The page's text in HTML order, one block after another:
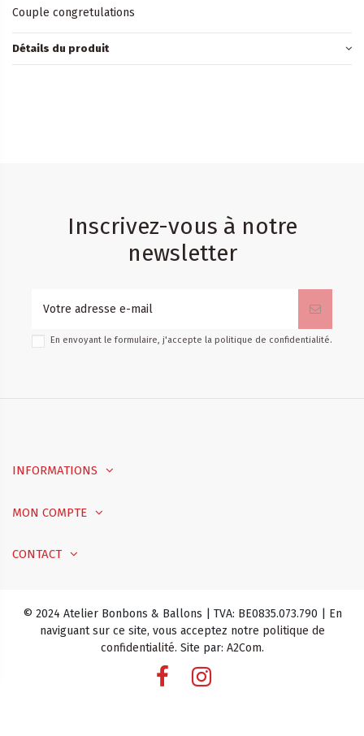
Couple congretulations
Détails du produit
Inscrivez-vous à notre
newsletter
En envoyant le formulaire, j'accepte la politique de confidentialité.
INFORMATIONS
MON COMPTE
CONTACT
© 2024 Atelier Bonbons & Ballons | TVA: BE0835.073.790 | En
naviguant sur ce site, vous acceptez notre politique de
confidentialité. Site par: A2Com.